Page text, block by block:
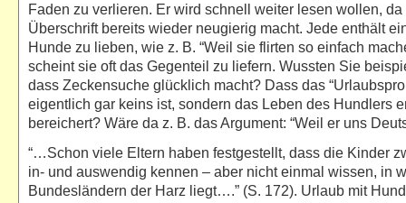
Faden zu verlieren. Er wird schnell weiter lesen wollen,
Überschrift bereits wieder neugierig macht. Jede enthält
Hunde zu lieben, wie z. B. “Weil sie flirten so einfach
scheint sie oft das Gegenteil zu liefern. Wussten Sie
dass Zeckensuche glücklich macht? Dass das
eigentlich gar keins ist, sondern das Leben des Hundlers
bereichert? Wäre da z. B. das Argument: “Weil er uns
“…Schon viele Eltern haben festgestellt, dass die Kinder
in- und auswendig kennen – aber nicht einmal wissen, in
Bundesländern der Harz liegt….” (S. 172). Urlaub mit